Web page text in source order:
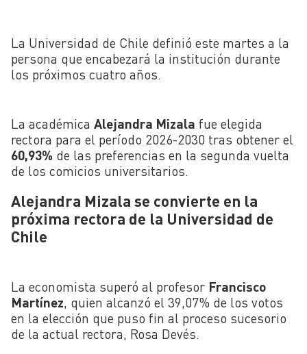
La Universidad de Chile definió este martes a la
persona que encabezará la institución durante
los próximos cuatro años.
La académica Alejandra Mizala fue elegida
rectora para el período 2026-2030 tras obtener el
60,93% de las preferencias en la segunda vuelta
de los comicios universitarios.
Alejandra Mizala se convierte en la
próxima rectora de la Universidad de
Chile
La economista superó al profesor Francisco
Martínez, quien alcanzó el 39,07% de los votos
en la elección que puso fin al proceso sucesorio
de la actual rectora, Rosa Devés.